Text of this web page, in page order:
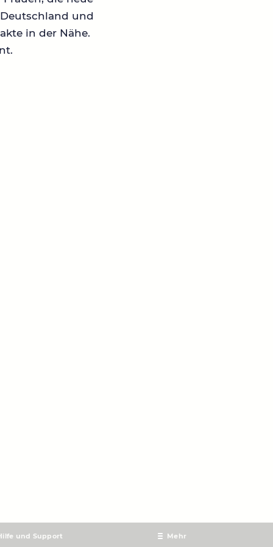
und
in der Nähe.
und Support Mehr